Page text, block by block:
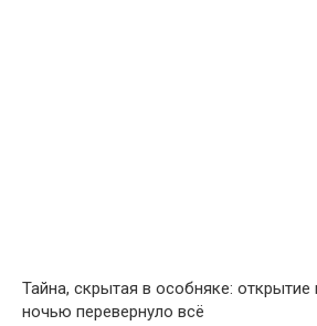
Тайна, скрытая в особняке: открытие
ночью перевернуло всё